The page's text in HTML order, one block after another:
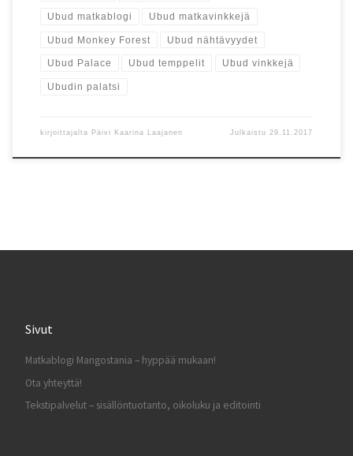
Ubud matkablogi Ubud matkavinkkejä
Ubud Monkey Forest Ubud nähtävyydet
Ubud Palace Ubud temppelit Ubud vinkkejä
Ubudin palatsi
kirjoittajalta Päivi Kaarina Laajanen Julkaistu29.11.2017
Sivut
Matkablogi Mangostania – hyppää mukaan!
Ota yhteyttä!
Tekstipalvelut – sisällöntuotanto, oikoluku ja editointi